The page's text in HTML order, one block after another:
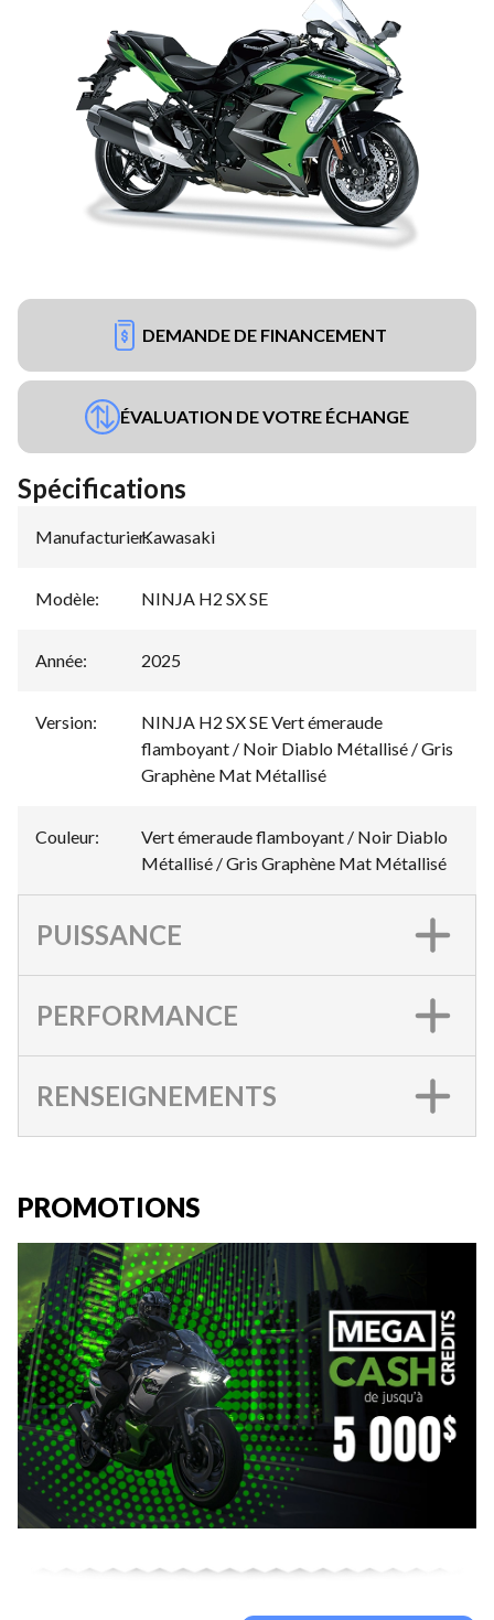
DEMANDE DE FINANCEMENT
ÉVALUATION DE VOTRE ÉCHANGE
Spécifications
Manufacturier:
Kawasaki
Modèle: NINJA H2 SX SE
Année: 2025
Version:
NINJA H2 SX SE Vert émeraude
flamboyant / Noir Diablo Métallisé / Gris
Graphène Mat Métallisé
Couleur:
Vert émeraude flamboyant / Noir Diablo
Métallisé / Gris Graphène Mat Métallisé
PUISSANCE
PERFORMANCE
RENSEIGNEMENTS
PROMOTIONS